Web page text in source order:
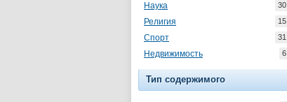
Наука 30
Религия 15
Спорт 31
Недвижимость 6
Тип содержимого